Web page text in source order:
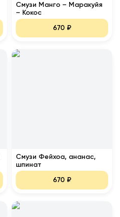
Смузи Манго – Маракуйя
– Кокос
670₽
Смузи Фейхоа, ананас,
шпинат
670₽